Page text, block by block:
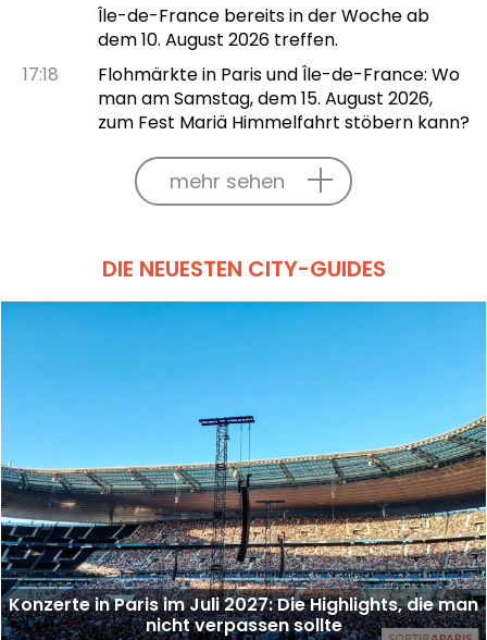
Île-de-France bereits in der Woche ab
dem 10. August 2026 treffen.
17:18
Flohmärkte in Paris und Île-de-France: Wo
man am Samstag, dem 15. August 2026,
zum Fest Mariä Himmelfahrt stöbern kann?
mehr sehen
DIE NEUESTEN CITY-GUIDES
Konzerte in Paris im Juli 2027: Die Highlights, die man
nicht verpassen sollte